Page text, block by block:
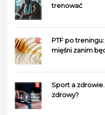
trenować
PTF po
mięśni zanim
Sport a
zdrowy?